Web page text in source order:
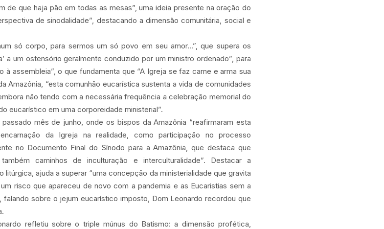
de que haja pão em todas as mesas”, uma ideia presente na oração do
de sinodalidade”, destacando a dimensão comunitária, social e
só corpo, para sermos um só povo em seu amor...”, que supera os
a um ostensório geralmente conduzido por um ministro ordenado”, para
à assembleia”, o que fundamenta que “A Igreja se faz carne e arma sua
Amazônia, “esta comunhão eucarística sustenta a vida de comunidades
não tendo com a necessária frequência a celebração memorial do
eucarístico em uma corporeidade ministerial”.
mês de junho, onde os bispos da Amazônia “reafirmaram esta
da Igreja na realidade, como participação no processo
no Documento Final do Sínodo para a Amazônia, que destaca que
caminhos de inculturação e interculturalidade”. Destacar a
ajuda a superar “uma concepção da ministerialidade que gravita
risco que apareceu de novo com a pandemia e as Eucaristias sem a
sobre o jejum eucarístico imposto, Dom Leonardo recordou que
refletiu sobre o triple múnus do Batismo: a dimensão profética,